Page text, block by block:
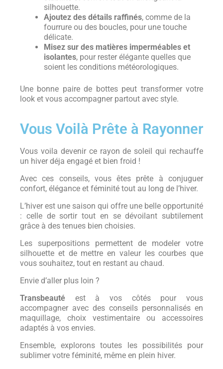
silhouette.
Ajoutez des détails raffinés, comme de la
fourrure ou des boucles, pour une touche
délicate.
Misez sur des matières imperméables et
isolantes, pour rester élégante quelles que
soient les conditions météorologiques.
Une bonne paire de bottes peut transformer votre
look et vous accompagner partout avec style.
Vous Voilà Prête à Rayonner
Vous voila devenir ce rayon de soleil qui rechauffe
un hiver déja engagé et bien froid !
Avec ces conseils, vous êtes prête à conjuguer
confort, élégance et féminité tout au long de l’hiver.
L’hiver est une saison qui offre une belle opportunité
: celle de sortir tout en se dévoilant subtilement
grâce à des tenues bien choisies.
Les superpositions permettent de modeler votre
silhouette et de mettre en valeur les courbes que
vous souhaitez, tout en restant au chaud.
Envie d’aller plus loin ?
Transbeauté est à vos côtés pour vous
accompagner avec des conseils personnalisés en
maquillage, choix vestimentaire ou accessoires
adaptés à vos envies.
Ensemble, explorons toutes les possibilités pour
sublimer votre féminité, même en plein hiver.